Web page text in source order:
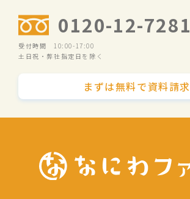
0120-12-7281
受付時間 10:00-17:00
土日祝・弊社指定日を除く
まずは無料で資料請求